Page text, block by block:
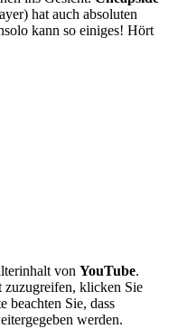
hat auch absoluten
kann so einiges! Hört
von YouTube.
zuzugreifen, klicken Sie
beachten Sie, dass
werden.